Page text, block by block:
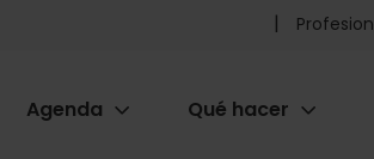
Pre
Agenda Qué hacer